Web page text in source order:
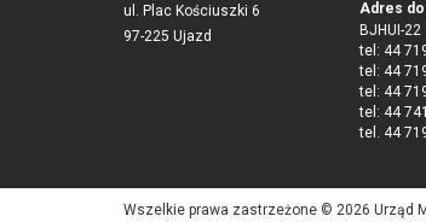
ul. Plac Kościuszki 6
97-225 Ujazd
Adres
BJHUI-22
tel: 44
tel: 44
tel: 44
tel: 44
tel. 44
Wszelkie prawa zastrzeżone © 2026 Urząd